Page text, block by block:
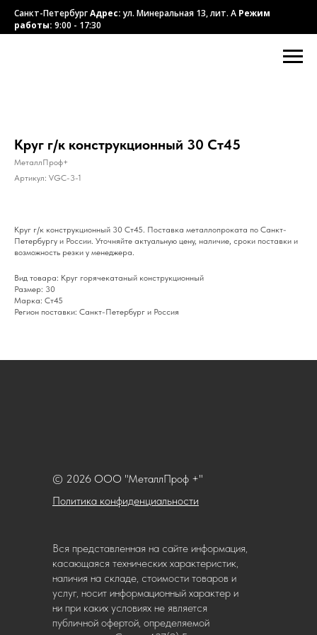
Санкт-ПетербургАдрес:ул. Минеральная 13, лит. А Режим
работы: 9:00 - 17:30
Круг г/к конструкционный 30 Ст45
МеталлПроф+
Артикул: VGC-3-1
Круг г/к конструкционный 30 Ст45. Поставка металлопроката по Санкт-
Петербургу и России. Уточняйте актуальную цену, наличие, сроки поставки и
возможность резки у менеджера.
Вид товара: Круг горячекатаный конструкционный
Размер: 30
Марка: Ст45
Регион поставки: Санкт-Петербург и Россия
Политика конфиденциальности
© 2026 ООО "МеталлПроф +"
Вся представленная на сайте информация,
касающаяся технических характеристик,
наличия на складе, стоимости товаров и
услуг, носит информационный характер и
ни при каких условиях не является
публичной офертой, определяемой